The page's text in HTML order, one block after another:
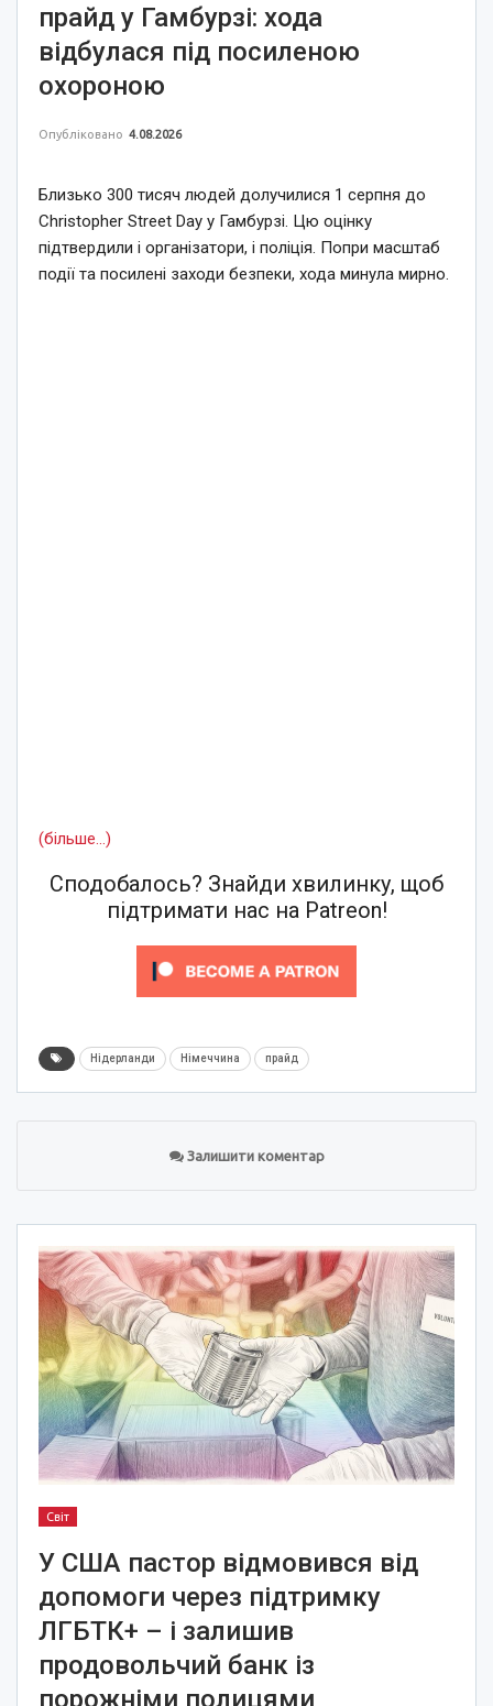
прайд у Гамбурзі: хода
відбулася під посиленою
охороною
Опубліковано 4.08.2026
Близько 300 тисяч людей долучилися 1 серпня до
Christopher Street Day у Гамбурзі. Цю оцінку
підтвердили і організатори, і поліція. Попри масштаб
події та посилені заходи безпеки, хода минула мирно.
(більше…)
Сподобалось? Знайди хвилинку, щоб
підтримати нас на Patreon!
Нідерланди Німеччина прайд
Залишити коментар
Світ
У США пастор відмовився від
допомоги через підтримку
ЛГБТК+ – і залишив
продовольчий банк із
порожніми полицями